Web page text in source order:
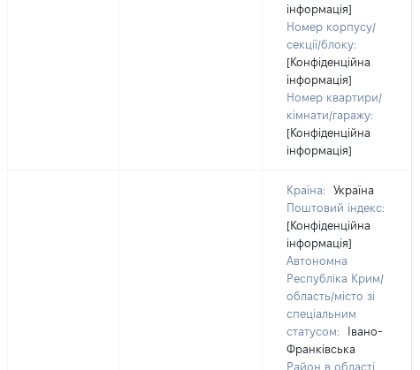
інформація]
Номер корпусу/
секції/блоку:
[Конфіденційна
інформація]
Номер квартири/
кімнати/гаражу:
[Конфіденційна
інформація]
Країна:
Україна
Поштовий індекс:
[Конфіденційна
інформація]
Автономна
Республіка Крим/
область/місто зі
спеціальним
статусом:
Івано-
Франківська
Район в області